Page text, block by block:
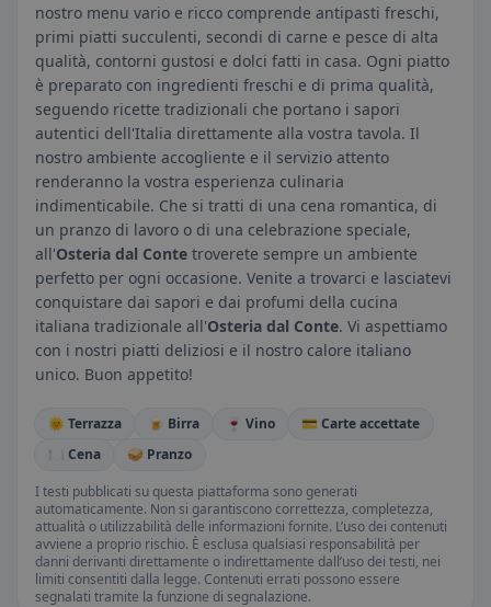
nostro menu vario e ricco comprende antipasti freschi,
primi piatti succulenti, secondi di carne e pesce di alta
qualità, contorni gustosi e dolci fatti in casa. Ogni piatto
è preparato con ingredienti freschi e di prima qualità,
seguendo ricette tradizionali che portano i sapori
autentici dell'Italia direttamente alla vostra tavola. Il
nostro ambiente accogliente e il servizio attento
renderanno la vostra esperienza culinaria
indimenticabile. Che si tratti di una cena romantica, di
un pranzo di lavoro o di una celebrazione speciale,
all'Osteria dal Conte troverete sempre un ambiente
perfetto per ogni occasione. Venite a trovarci e lasciatevi
conquistare dai sapori e dai profumi della cucina
italiana tradizionale all'Osteria dal Conte. Vi aspettiamo
con i nostri piatti deliziosi e il nostro calore italiano
unico. Buon appetito!
🌞 Terrazza 🍺 Birra 🍷 Vino
💳 Carte accettate
🍽️ Cena
🥪 Pranzo
I testi pubblicati su questa piattaforma sono generati
automaticamente. Non si garantiscono correttezza, completezza,
attualità o utilizzabilità delle informazioni fornite. L’uso dei contenuti
avviene a proprio rischio. È esclusa qualsiasi responsabilità per
danni derivanti direttamente o indirettamente dall’uso dei testi, nei
limiti consentiti dalla legge. Contenuti errati possono essere
segnalati tramite la funzione di segnalazione.